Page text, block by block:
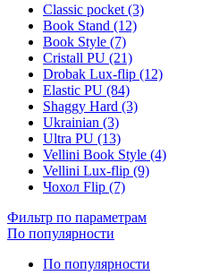
Classic pocket (3)
Book Stand (12)
Book Style (7)
Cristall PU (21)
Drobak Lux-flip (12)
Elastic PU (84)
Shaggy Hard (3)
Ukrainian (3)
Ultra PU (13)
Vellini Book Style (4)
Vellini Lux-flip (9)
Чохол Flip (7)
Фильтр по параметрам
По популярности
По популярности